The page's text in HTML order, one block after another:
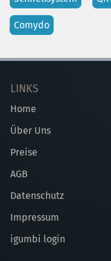
Comydo
LINKS
Home
Über Uns
Preise
AGB
Datenschutz
Impressum
igumbi login